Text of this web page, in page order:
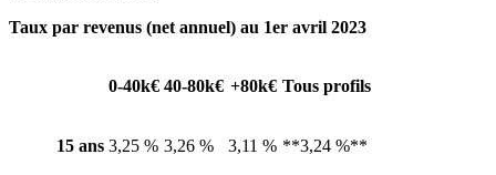
Taux par revenus (net annuel) au 1er avril 2023
0-40k€ 40-80k€ +80k€ Tous profils
15 ans 3,25 % 3,26 % 3,11 % **3,24 %**